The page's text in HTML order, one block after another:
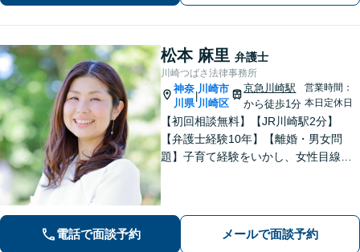
松本 麻里 弁護士
川崎つばさ法律事務所
神奈
川県
|
川崎市
川崎区
京急川崎駅
から徒歩1分
営業時間：
本日定休日
【初回相談無料】【JR川崎駅2分】
【弁護士経験10年】【離婚・男女問
題】子育て経験をいかし、女性目線で
談ください。【土日祝対応可】
電話で面談予約 メールで面談予約